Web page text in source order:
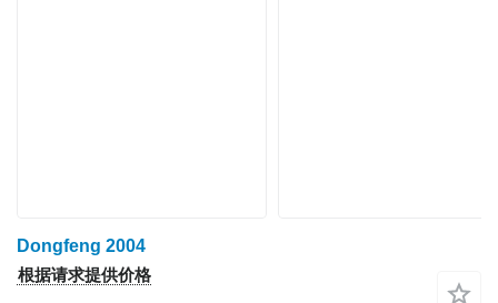
Dongfeng 2004
根据请求提供价格